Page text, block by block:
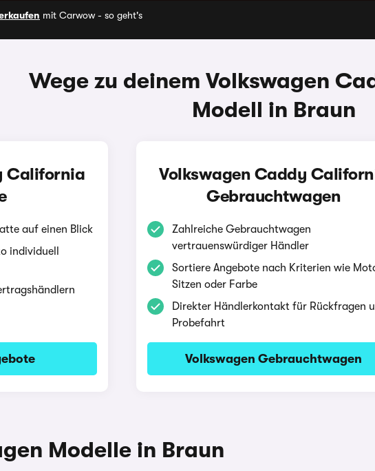
mit Carwow - so geht's
Wege zu deinem Volkswagen
Modell in Braun
California
auf einen Blick
individuell
Volkswagen Caddy
Gebrauchtwagen
Zahlreiche Gebrauchtwagen
vertrauenswürdiger Händler
Sortiere Angebote nach Kriterien wie
Sitzen oder Farbe
Direkter Händlerkontakt für Rückfragen
Probefahrt
Volkswagen Gebrauchtwagen
Modelle in Braun